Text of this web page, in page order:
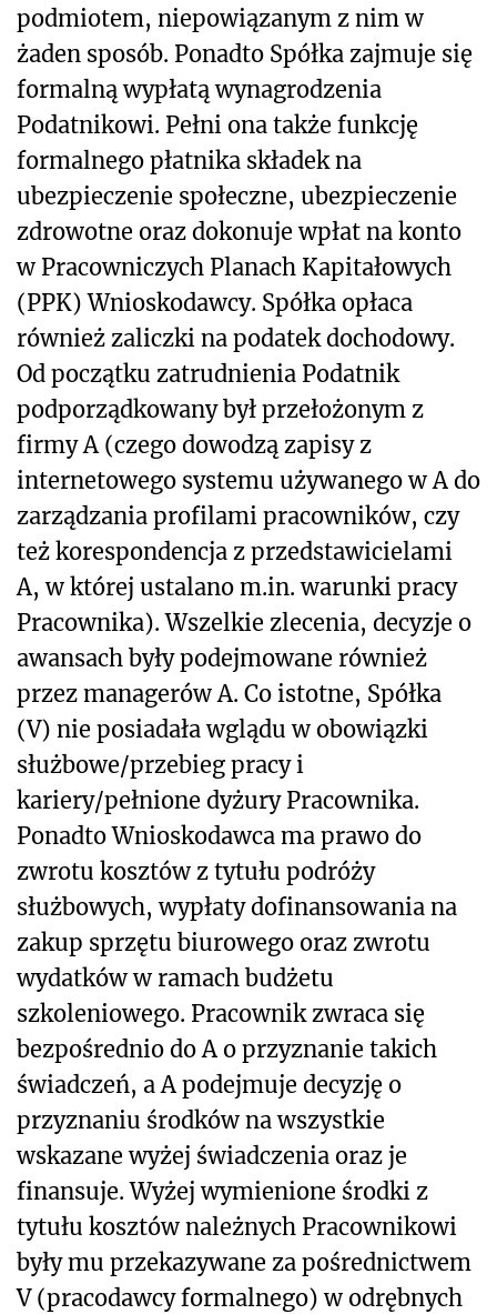
podmiotem, niepowiązanym z nim w
żaden sposób. Ponadto Spółka zajmuje się
formalną wypłatą wynagrodzenia
Podatnikowi. Pełni ona także funkcję
formalnego płatnika składek na
ubezpieczenie społeczne, ubezpieczenie
zdrowotne oraz dokonuje wpłat na konto
w Pracowniczych Planach Kapitałowych
(PPK) Wnioskodawcy. Spółka opłaca
również zaliczki na podatek dochodowy.
Od początku zatrudnienia Podatnik
podporządkowany był przełożonym z
firmy A (czego dowodzą zapisy z
internetowego systemu używanego w A do
zarządzania profilami pracowników, czy
też korespondencja z przedstawicielami
A, w której ustalano m.in. warunki pracy
Pracownika). Wszelkie zlecenia, decyzje o
awansach były podejmowane również
przez managerów A. Co istotne, Spółka
(V) nie posiadała wglądu w obowiązki
służbowe/przebieg pracy i
kariery/pełnione dyżury Pracownika.
Ponadto Wnioskodawca ma prawo do
zwrotu kosztów z tytułu podróży
służbowych, wypłaty dofinansowania na
zakup sprzętu biurowego oraz zwrotu
wydatków w ramach budżetu
szkoleniowego. Pracownik zwraca się
bezpośrednio do A o przyznanie takich
świadczeń, a A podejmuje decyzję o
przyznaniu środków na wszystkie
wskazane wyżej świadczenia oraz je
finansuje. Wyżej wymienione środki z
tytułu kosztów należnych Pracownikowi
były mu przekazywane za pośrednictwem
V (pracodawcy formalnego) w odrębnych